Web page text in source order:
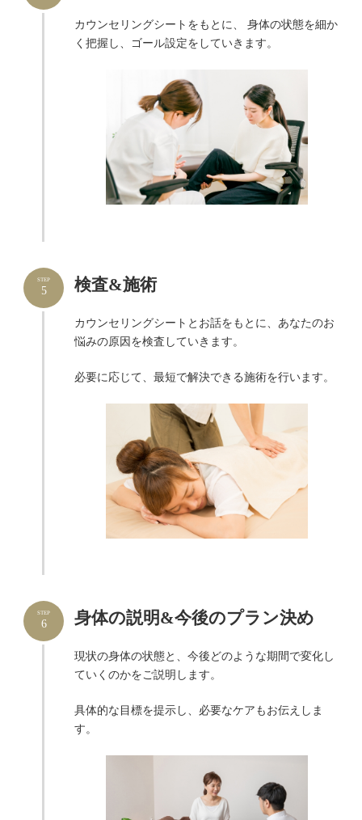
カウンセリングシートをもとに、 身体の状態を細か
く把握し、ゴール設定をしていきます。
検査&施術
カウンセリングシートとお話をもとに、あなたのお
悩みの原因を検査していきます。
必要に応じて、最短で解決できる施術を行います。
STEP
5
身体の説明&今後のプラン決め
現状の身体の状態と、今後どのような期間で変化し
ていくのかをご説明します。
具体的な目標を提示し、必要なケアもお伝えしま
す。
STEP
6